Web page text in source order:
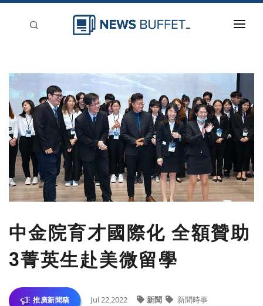
新聞稿分類
登入
刊登
中金院育才國際化 全額贊助
3菁英生赴美微留學
推廣新聞稿 Jul 22,2022 新聞 新聞時事